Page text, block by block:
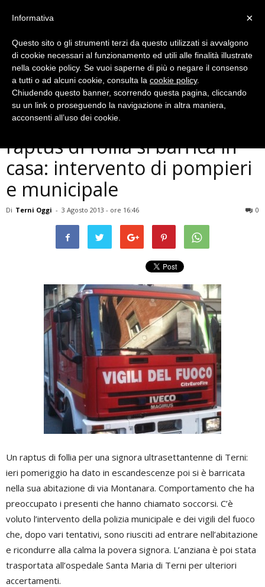
Cronaca
Terni, anziana in preda a
raptus di follia si barrica in
casa: intervento di pompieri
e municipale
Di Terni Oggi - 3 Agosto 2013 - ore 16:46 0
Un raptus di follia per una signora ultrasettantenne di Terni:
ieri pomeriggio ha dato in escandescenze poi si è barricata
nella sua abitazione di via Montanara. Comportamento che ha
preoccupato i presenti che hanno chiamato soccorsi. C’è
voluto l’intervento della polizia municipale e dei vigili del fuoco
che, dopo vari tentativi, sono riusciti ad entrare nell’abitazione
e ricondurre alla calma la povera signora. L’anziana è poi stata
trasportata all’ospedale Santa Maria di Terni per ulteriori
accertamenti.
×
Informativa
Questo sito o gli strumenti terzi da questo utilizzati si avvalgono
di cookie necessari al funzionamento ed utili alle finalità illustrate
nella cookie policy. Se vuoi saperne di più o negare il consenso
a tutti o ad alcuni cookie, consulta la cookie policy.
Chiudendo questo banner, scorrendo questa pagina, cliccando
su un link o proseguendo la navigazione in altra maniera,
acconsenti all’uso dei cookie.